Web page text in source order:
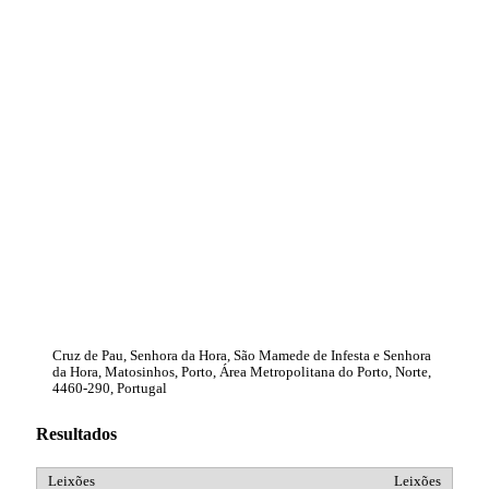
Cruz de Pau, Senhora da Hora, São Mamede de Infesta e Senhora
da Hora, Matosinhos, Porto, Área Metropolitana do Porto, Norte,
4460-290, Portugal
Resultados
Leixões